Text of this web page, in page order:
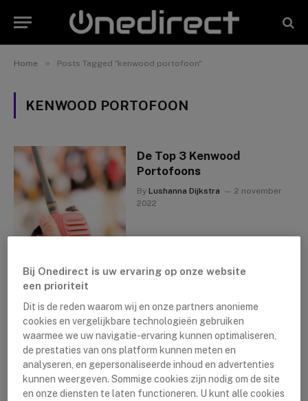
Home » Posts Tagged "kenwood portofoon"
KENWOOD PORTOFOON
De Top 3 Kenwood
Portofoons
By Lushanna Dijkstra
2 november
2022
Kenwood Portofoons
By Lushanna Dijkstra
26 oktober
Bij Onedirect is uw ervaring op onze website
een prioriteit
Dit is de reden waarom wij en onze partners anonieme
cookies en vergelijkbare technologieën gebruiken
waarmee we uw navigatie-ervaring kunnen optimaliseren,
de prestaties van ons platform kunnen meten en
analyseren, en gepersonaliseerde inhoud en advertenties
kunnen weergeven. Sommige cookies zijn nodig om de site
en onze diensten te laten functioneren. U kunt alle cookies